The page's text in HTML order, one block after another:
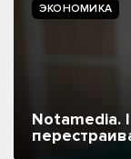
ЭКОНОМИКА
Notamedia.